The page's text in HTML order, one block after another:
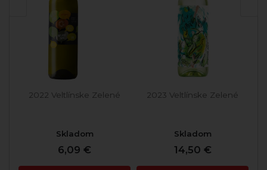
2022 Veltlínske Zelené
Skladom
6,09 €
2023 Veltlínske Zelené
Skladom
14,50 €